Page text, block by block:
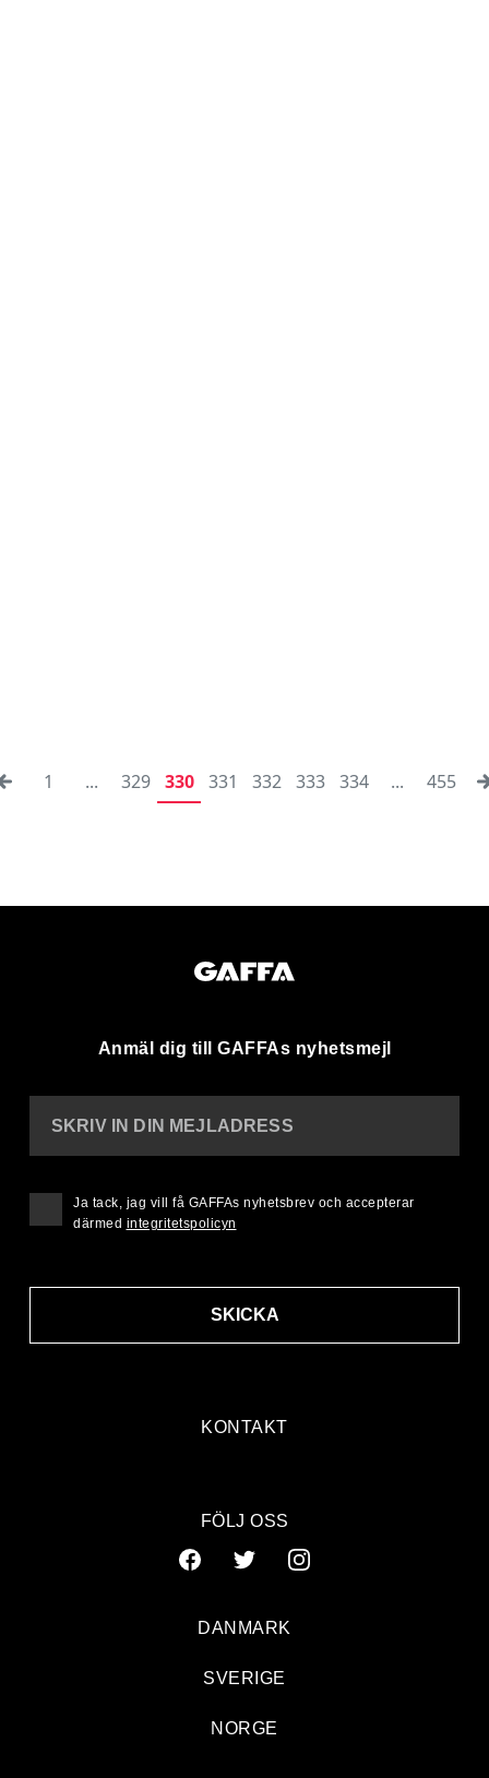
1 ... 329 330 331 332 333 334 ... 455
Anmäl dig till GAFFAs nyhetsmejl
KONTAKT
SKRIV IN DIN MEJLADRESS
SKICKA
Ja tack, jag vill få GAFFAs nyhetsbrev och accepterar
därmed integritetspolicyn
FÖLJ OSS
DANMARK
SVERIGE
NORGE